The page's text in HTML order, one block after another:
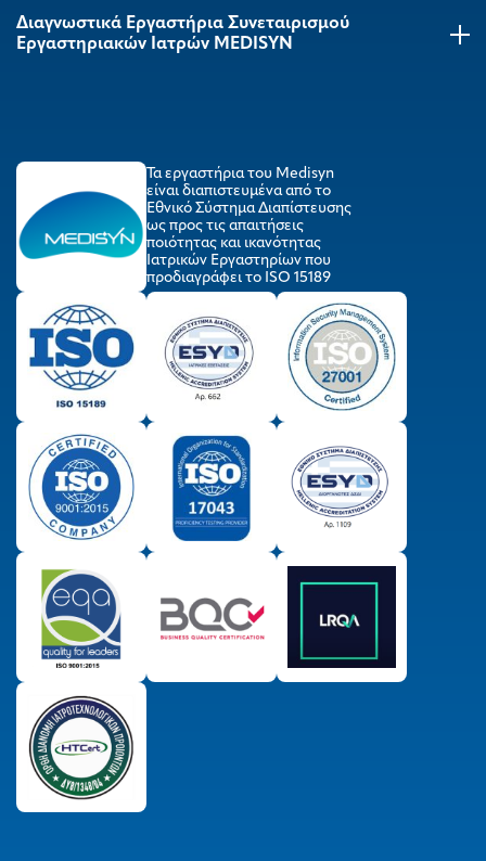
Διαγνωστικά Εργαστήρια Συνεταιρισμού
Εργαστηριακών Ιατρών MEDISYΝ
Τα εργαστήρια του Medisyn
είναι διαπιστευμένα από το
Εθνικό Σύστημα Διαπίστευσης
ως προς τις απαιτήσεις
ποιότητας και ικανότητας
Ιατρικών Εργαστηρίων που
προδιαγράφει το ISO 15189